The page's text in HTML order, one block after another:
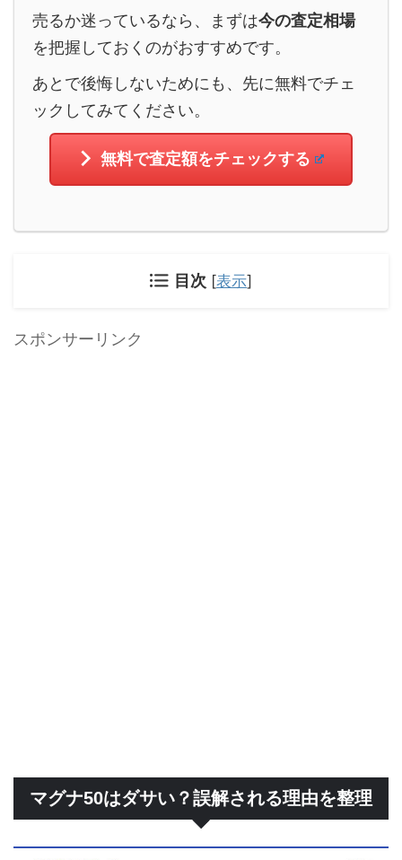
売るか迷っているなら、まずは今の査定相場
を把握しておくのがおすすめです。
あとで後悔しないためにも、先に無料でチェ
ックしてみてください。
無料で査定額をチェックする
目次 [表示]
スポンサーリンク
マグナ50はダサい？誤解される理由を整理